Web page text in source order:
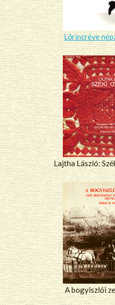
Lőrincréve
Lajtha László:
A bogyiszlói